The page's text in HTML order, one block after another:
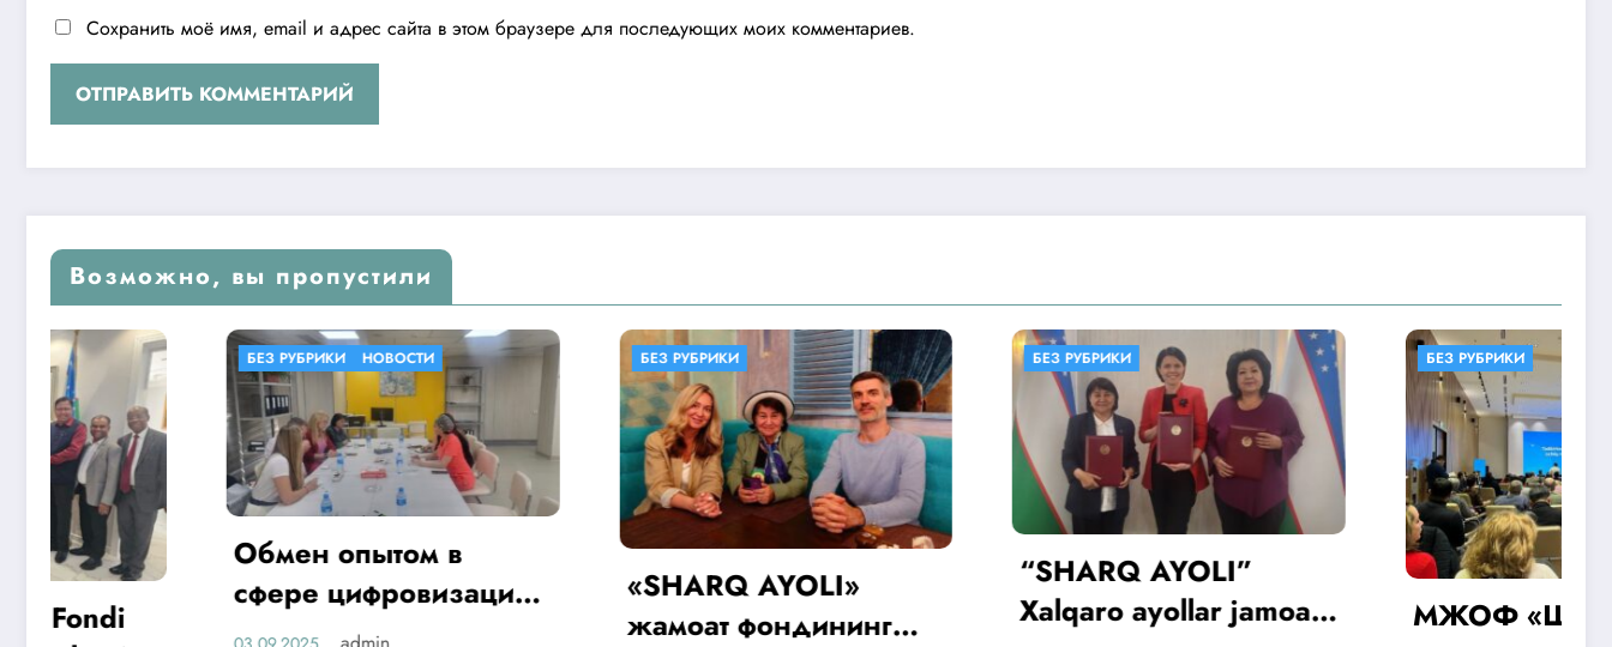
Сохранить моё имя, email и адрес сайта в этом браузере для последующих моих комментариев.
Возможно, вы пропустили
БЕЗ РУБРИКИ НОВОСТИ
Обмен опытом в
сфере цифровизации
здравоохранения
БЕЗ РУБРИКИ
«SHARQ AYOLI»
жамоат фондининг
БЕЗ РУБРИКИ
“SHARQ AYOLI”
Xalqaro ayollar jamoat
БЕЗ РУБРИКИ
МЖОФ «Шарк аёли»